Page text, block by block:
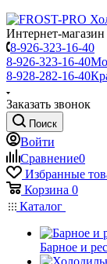
Интернет-магазин
8-926-323-16-40
8-926-323-16-40
8-928-282-16-40
Заказать звонок
Поиск
Войти
Сравнение0
Избранные
Корзина 0
Каталог
Барное и